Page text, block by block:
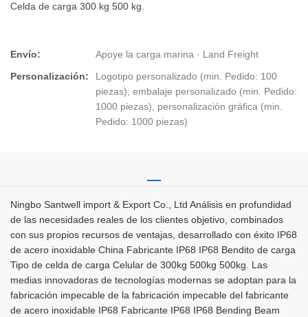
Celda de carga 300 kg 500 kg.
Envío:
Apoye la carga marina · Land Freight
Personalización:
Logotipo personalizado (min. Pedido: 100
piezas), embalaje personalizado (min. Pedido:
1000 piezas), personalización gráfica (min.
Pedido: 1000 piezas)
Ningbo Santwell import & Export Co., Ltd Análisis en profundidad
de las necesidades reales de los clientes objetivo, combinados
con sus propios recursos de ventajas, desarrollado con éxito IP68
de acero inoxidable China Fabricante IP68 IP68 Bendito de carga
Tipo de celda de carga Celular de 300kg 500kg 500kg. Las
medias innovadoras de tecnologías modernas se adoptan para la
fabricación impecable de la fabricación impecable del fabricante
de acero inoxidable IP68 Fabricante IP68 IP68 Bending Beam